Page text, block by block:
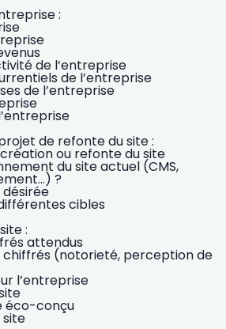
:
de l’entreprise
de l’entreprise
de l’entreprise
de refonte du site :
ou refonte du site
du site actuel (CMS,
?
cibles
:
attendus
chiffrés (notorieté, perception de
l’entreprise
éco-conçu
site